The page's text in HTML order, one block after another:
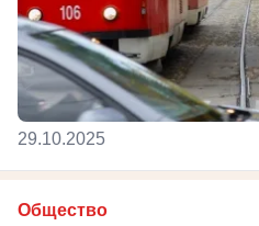
29.10.2025
Общество